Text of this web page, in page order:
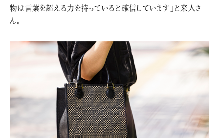
物は言葉を超える力を持っていると確信しています」と来人さ
ん。